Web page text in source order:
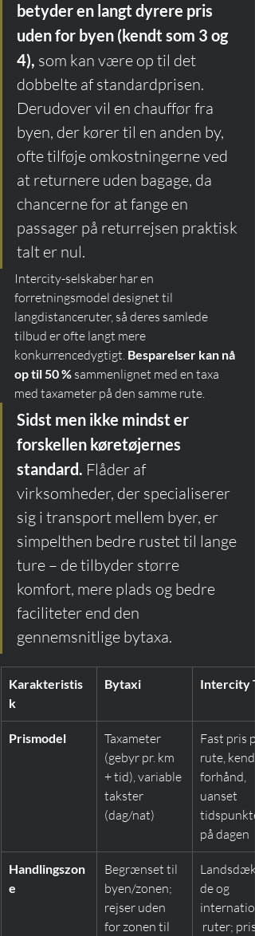
betyder en langt dyrere pris
uden for byen (kendt som 3 og
4), som kan være op til det
dobbelte af standardprisen.
Derudover vil en chauffør fra
byen, der kører til en anden by,
ofte tilføje omkostningerne ved
at returnere uden bagage, da
chancerne for at fange en
passager på returrejsen praktisk
talt er nul.
Intercity-selskaber har en
forretningsmodel designet til
langdistanceruter, så deres samlede
tilbud er ofte langt mere
konkurrencedygtigt. Besparelser kan nå
op til 50 % sammenlignet med en taxa
med taxameter på den samme rute.
Sidst men ikke mindst er
forskellen køretøjernes
standard. Flåder af
virksomheder, der specialiserer
sig i transport mellem byer, er
simpelthen bedre rustet til lange
ture – de tilbyder større
komfort, mere plads og bedre
faciliteter end den
gennemsnitlige bytaxa.
Karakteristis
k
Bytaxi Intercity
Prismodel
Taxameter
(gebyr pr. km
+ tid), variable
takster
(dag/nat)
Fast pris
rute,
forhånd,
uanset
på dagen
Handlingszon
e
Begrænset til
byen/zonen;
rejser uden
for zonen til
de og
ruter;